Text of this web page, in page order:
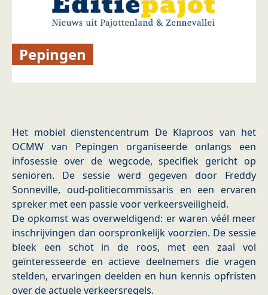
Pepingen
Het mobiel dienstencentrum De Klaproos van het
OCMW van Pepingen organiseerde onlangs een
infosessie over de wegcode, specifiek gericht op
senioren. De sessie werd gegeven door Freddy
Sonneville, oud-politiecommissaris en een ervaren
spreker met een passie voor verkeersveiligheid.
De opkomst was overweldigend: er waren véél meer
inschrijvingen dan oorspronkelijk voorzien. De sessie
bleek een schot in de roos, met een zaal vol
geïnteresseerde en actieve deelnemers die vragen
stelden, ervaringen deelden en hun kennis opfristen
over de actuele verkeersregels.